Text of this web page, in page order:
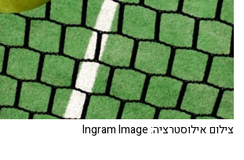
צילום אילוסטרציה: Ingram Image